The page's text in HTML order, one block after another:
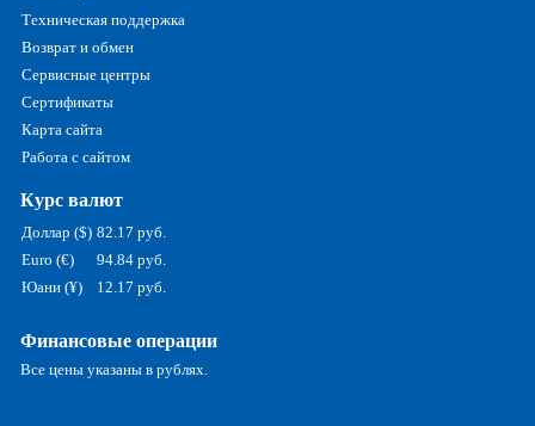
Техническая поддержка
Возврат и обмен
Сервисные центры
Сертификаты
Карта сайта
Работа с сайтом
Курс валют
Доллар ($) 82.17 руб.
Euro (€)
94.84 руб.
Юани (¥)
12.17 руб.
Финансовые операции
Все цены указаны в рублях.